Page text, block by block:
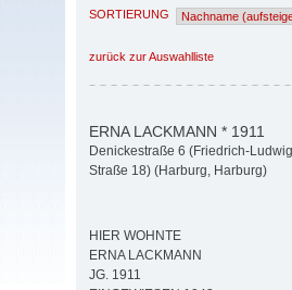
SORTIERUNG
zurück zur Auswahlliste
ERNA LACKMANN * 1911
Denickestraße 6 (Friedrich-
Straße 18) (Harburg, Harburg)
HIER WOHNTE
ERNA LACKMANN
JG. 1911